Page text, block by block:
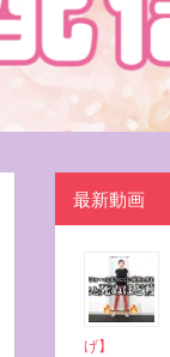
最新動画
げ】